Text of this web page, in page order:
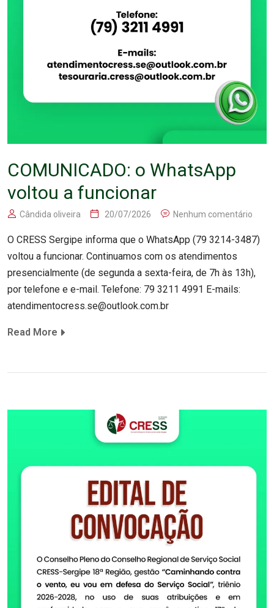
COMUNICADO: o WhatsApp
voltou a funcionar
Cândida oliveira 20/07/2026 Nenhum comentário
O CRESS Sergipe informa que o WhatsApp (79 3214-3487)
voltou a funcionar. Continuamos com os atendimentos
presencialmente (de segunda a sexta-feira, de 7h às 13h),
por telefone e e-mail. Telefone: 79 3211 4991 E-mails:
atendimentocress.se@outlook.com.br
Read More